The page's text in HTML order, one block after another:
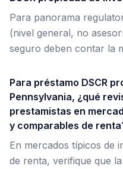
Para panorama
(nivel general, no
seguro deben contar la
Para préstamo DSCR
Pennsylvania, ¿qué
prestamistas en
y comparables de
En mercados típicos de
de renta, verifique que